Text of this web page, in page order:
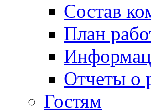
Состав
План
Отчеты о
Гостям